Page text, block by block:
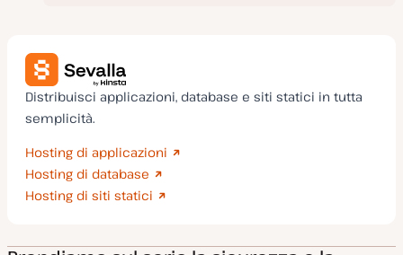
Distribuisci applicazioni, database e siti statici in tutta
semplicità.
Hosting di applicazioni
Hosting di database
Hosting di siti statici